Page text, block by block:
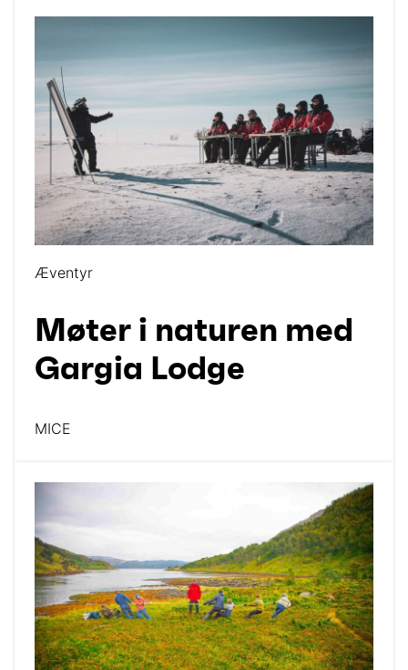
Æventyr
Møter i naturen med
Gargia Lodge
MICE